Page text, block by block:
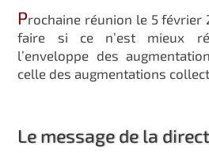
Prochaine réunion le 5 février
faire si ce n’est mieux
l’enveloppe des
celle des augmentations
Le message de la